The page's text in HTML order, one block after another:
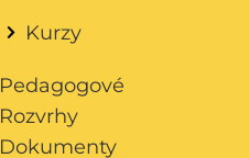
Kurzy
Pedagogové
Rozvrhy
Dokumenty